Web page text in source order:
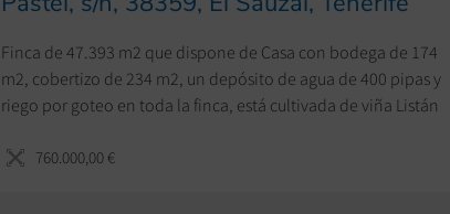
Finca de 47.393 m2 que dispone de Casa con bodega de 174
m2, cobertizo de 234 m2, un depósito de agua de 400 pipas y
riego por goteo en toda la finca, está cultivada de viña Listán
capacidad para 10.000 litros y dispone de Registro Sanitario.
760.000,00 €